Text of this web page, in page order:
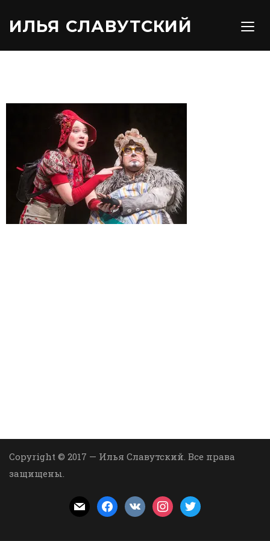
ИЛЬЯ СЛАВУТСКИЙ
Copyright © 2017 — Илья Славутский. Все права
защищены.
mail facebookvkontakteinstagram
twitter